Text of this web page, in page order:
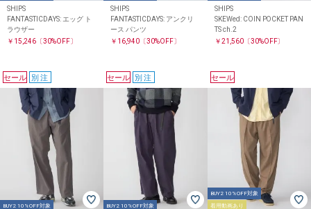
SHIPS
FANTASTICDAYS: エッグ ト
ラウザー
￥15,246〔30%OFF〕
SHIPS
FANTASTICDAYS: アンクリ
ース パンツ
￥16,940 〔30%OFF〕
SHIPS
SKEWed: COIN POCKET PAN
TS ch.2
￥21,560〔30%OFF〕
セール 別注
BUY2 10%OFF対象
セール 別注
BUY2 10%OFF対象
セール
BUY2 10%OFF対象
着用動画あり